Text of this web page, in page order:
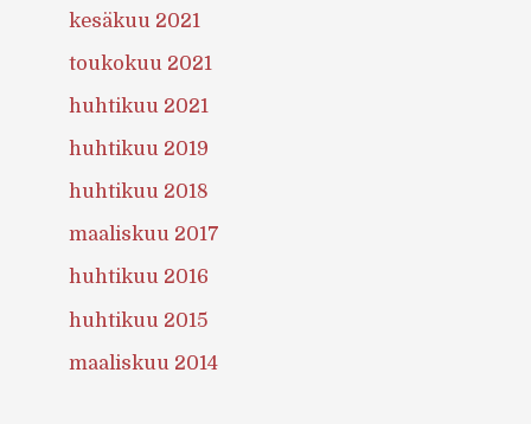
kesäkuu 2021
toukokuu 2021
huhtikuu 2021
huhtikuu 2019
huhtikuu 2018
maaliskuu 2017
huhtikuu 2016
huhtikuu 2015
maaliskuu 2014